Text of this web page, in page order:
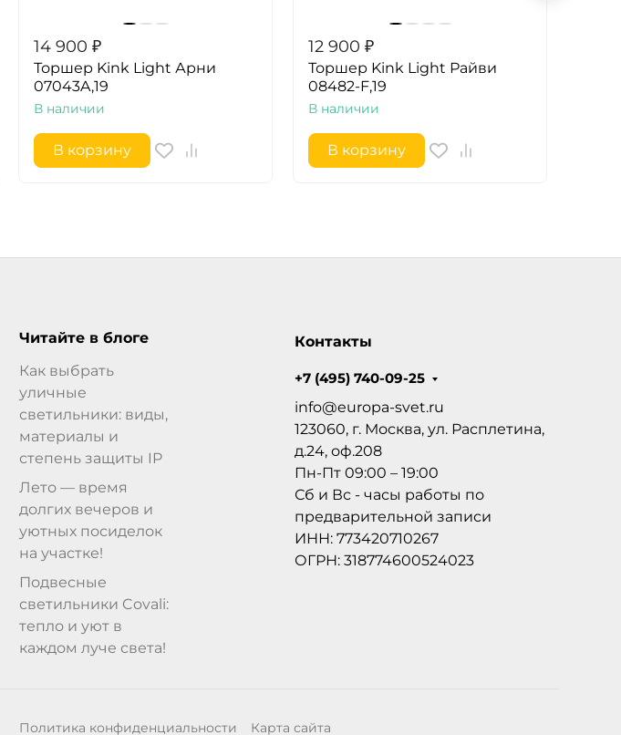
14 900 ₽
Торшер Kink Light Арни
07043A,19
В наличии
В корзину
12 900 ₽
Торшер Kink Light Райви
08482-F,19
В наличии
В корзину
Читайте в блоге
Как выбрать
уличные
светильники: виды,
материалы и
степень защиты IP
Лето — время
долгих вечеров и
уютных посиделок
на участке!
Подвесные
светильники Covali:
тепло и уют в
каждом луче света!
Контакты
+7 (495) 740-09-25
info@europa-svet.ru
123060, г. Москва, ул. Расплетина,
д.24, оф.208
Пн-Пт 09:00 – 19:00
Сб и Вс - часы работы по
предварительной записи
ИНН: 773420710267
ОГРН: 318774600524023
Политика конфиденциальности Карта сайта